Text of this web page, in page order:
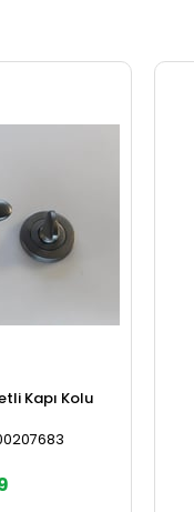
Kapı Kolu